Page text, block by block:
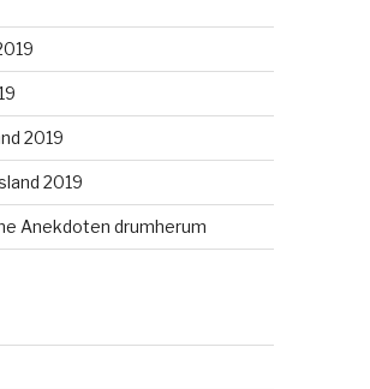
2019
2019
Anekdoten drumherum